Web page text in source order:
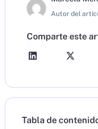
Autor del
Comparte este
Tabla de